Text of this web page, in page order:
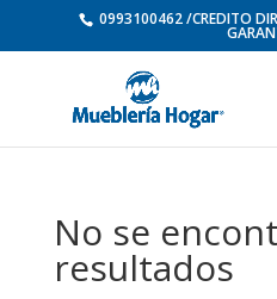
0993100462 /CREDITO
No se
resultados